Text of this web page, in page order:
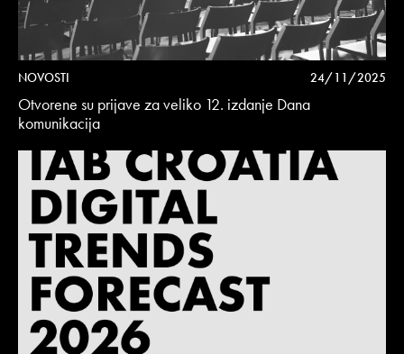
NOVOSTI 24/11/2025
Otvorene su prijave za veliko 12. izdanje Dana
komunikacija